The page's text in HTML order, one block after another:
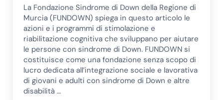
La Fondazione Sindrome di Down della Regione di
Murcia (FUNDOWN) spiega in questo articolo le
azioni e i programmi di stimolazione e
riabilitazione cognitiva che sviluppano per aiutare
le persone con sindrome di Down. FUNDOWN si
costituisce come una fondazione senza scopo di
lucro dedicata all’integrazione sociale e lavorativa
di giovani e adulti con sindrome di Down e altre
disabilità …